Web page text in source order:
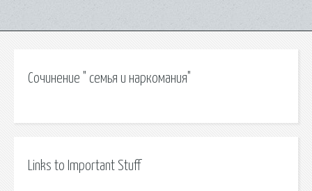
Сочинение " семья и наркомания"
Links to Important Stuff